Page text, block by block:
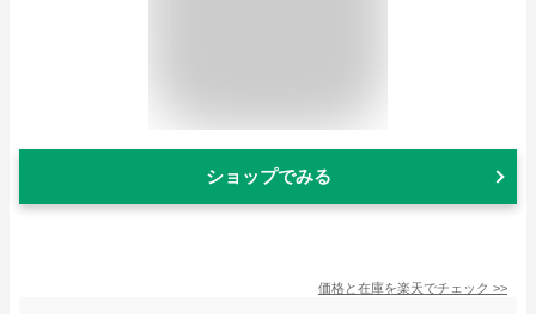
ショップでみる
価格と在庫を楽天でチェック >>